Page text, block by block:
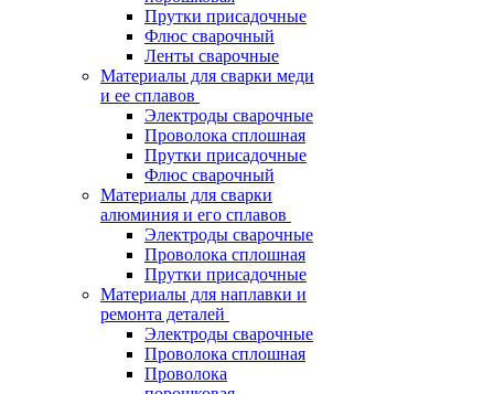
Прутки присадочные
Флюс сварочный
Ленты сварочные
Материалы для сварки меди
и ее сплавов
Электроды сварочные
Проволока сплошная
Прутки присадочные
Флюс сварочный
Материалы для сварки
алюминия и его сплавов
Электроды сварочные
Проволока сплошная
Прутки присадочные
Материалы для наплавки и
ремонта деталей
Электроды сварочные
Проволока сплошная
Проволока